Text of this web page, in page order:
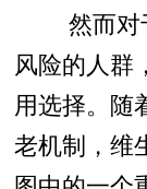
然而对于
风险的人群
用选择。随
老机制，维